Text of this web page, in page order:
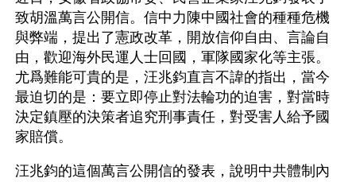
致胡溫萬言公開信。信中力陳中國社會的種種危機
與弊端，提出了憲政改革，開放信仰自由、言論自
由，歡迎海外民運人士回國，軍隊國家化等主張。
尤爲難能可貴的是，汪兆鈞直言不諱的指出，當今
最迫切的是：要立即停止對法輪功的迫害，對當時
決定鎮壓的決策者追究刑事責任，對受害人給予國
家賠償。
汪兆鈞的這個萬言公開信的發表，說明中共體制內